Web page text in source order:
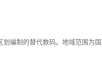
编制的替代数码。地域范围为